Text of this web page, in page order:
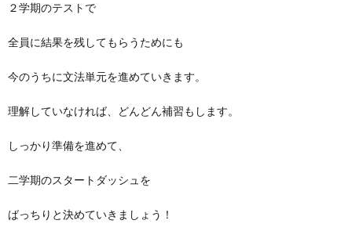
２学期のテストで
全員に結果を残してもらうためにも
今のうちに文法単元を進めていきます。
理解していなければ、どんどん補習もします。
しっかり準備を進めて、
二学期のスタートダッシュを
ばっちりと決めていきましょう！